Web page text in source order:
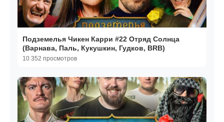
Подземелья Чикен Карри #22 Отряд Солнца
(Варнава, Паль, Кукушкин, Гудков, BRB)
10 352 просмотров